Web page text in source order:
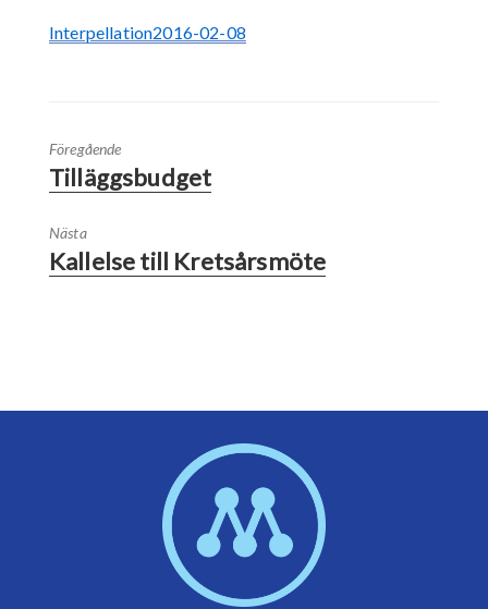
Interpellation2016-02-08
Föregående
Tilläggsbudget
Nästa
Kallelse till Kretsårsmöte